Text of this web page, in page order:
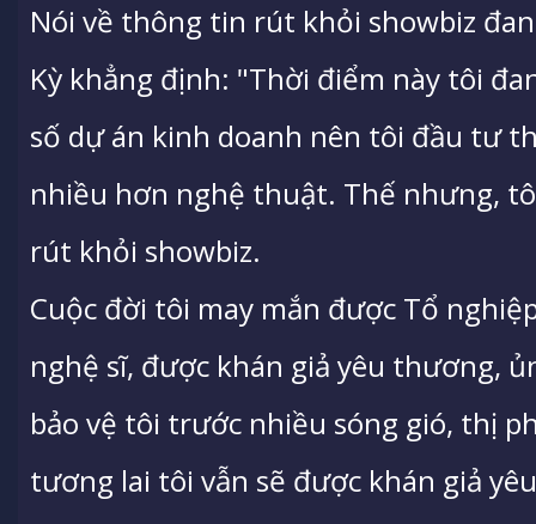
Nói về thông tin rút khỏi showbiz
Kỳ khẳng định: "Thời điểm này tôi
số dự án kinh doanh nên tôi đầu tư
nhiều hơn nghệ thuật. Thế nhưng,
rút khỏi showbiz.
Cuộc đời tôi may mắn được Tổ
nghệ sĩ, được khán giả yêu thương,
bảo vệ tôi trước nhiều sóng gió, thị
tương lai tôi vẫn sẽ được khán giả